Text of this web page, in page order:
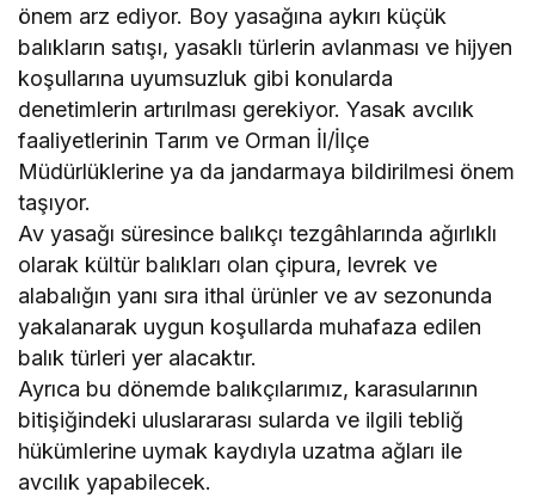
önem arz ediyor. Boy yasağına aykırı küçük
balıkların satışı, yasaklı türlerin avlanması ve hijyen
koşullarına uyumsuzluk gibi konularda
denetimlerin artırılması gerekiyor. Yasak avcılık
faaliyetlerinin Tarım ve Orman İl/İlçe
Müdürlüklerine ya da jandarmaya bildirilmesi önem
taşıyor.
Av yasağı süresince balıkçı tezgâhlarında ağırlıklı
olarak kültür balıkları olan çipura, levrek ve
alabalığın yanı sıra ithal ürünler ve av sezonunda
yakalanarak uygun koşullarda muhafaza edilen
balık türleri yer alacaktır.
Ayrıca bu dönemde balıkçılarımız, karasularının
bitişiğindeki uluslararası sularda ve ilgili tebliğ
hükümlerine uymak kaydıyla uzatma ağları ile
avcılık yapabilecek.